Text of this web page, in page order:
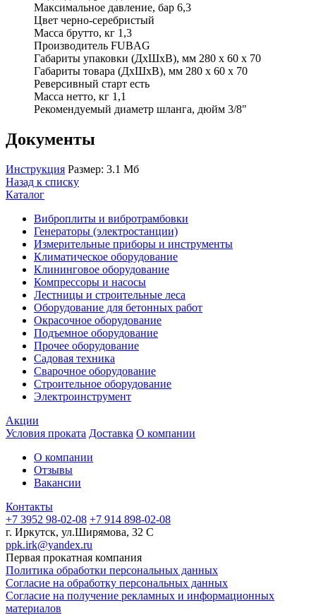
Максимальное давление, бар 6,3
Цвет черно-серебристый
Масса брутто, кг 1,3
Производитель FUBAG
Габариты упаковки (ДхШхВ), мм 280 х 60 х 70
Габариты товара (ДхШхВ), мм 280 х 60 х 70
Реверсивный старт есть
Масса нетто, кг 1,1
Рекомендуемый диаметр шланга, дюйм 3/8"
Документы
Инструкция Размер: 3.1 Мб
Назад к списку
Каталог
Виброплиты и вибротрамбовки
Генераторы (электростанции)
Измерительные приборы и инструменты
Климатическое оборудование
Клининговое оборудование
Компрессоры и насосы
Лестницы и строительные леса
Оборудование для бетонных работ
Окрасочное оборудование
Подъемное оборудование
Прочее оборудование
Садовая техника
Сварочное оборудование
Строительное оборудование
Электроинструмент
Акции
Условия проката Доставка О компании
О компании
Отзывы
Вакансии
Контакты
+7 3952 98-02-08 +7 914 898-02-08
г. Иркутск, ул.Ширямова, 32 С
ppk.irk@yandex.ru
Первая прокатная компания
Политика обработки персональных данных
Согласие на обработку персональных данных
Согласие на получение рекламных и информационных
материалов